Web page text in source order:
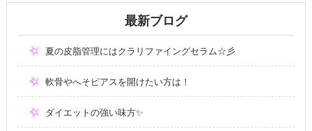
最新ブログ
夏の皮脂管理にはクラリファイングセラム☆彡
軟骨やへそピアスを開けたい方は！
ダイエットの強い味方✨